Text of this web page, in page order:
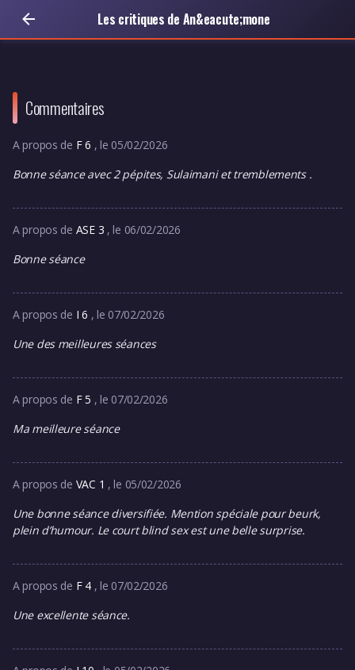
Les critiques de An&eacute;mone
Commentaires
A propos de F 6 , le 05/02/2026
Bonne séance avec 2 pépites, Sulaimani et tremblements .
A propos de ASE 3 , le 06/02/2026
Bonne séance
A propos de I 6 , le 07/02/2026
Une des meilleures séances
A propos de F 5 , le 07/02/2026
Ma meilleure séance
A propos de VAC 1 , le 05/02/2026
Une bonne séance diversifiée. Mention spéciale pour beurk,
plein d’humour. Le court blind sex est une belle surprise.
A propos de F 4 , le 07/02/2026
Une excellente séance.